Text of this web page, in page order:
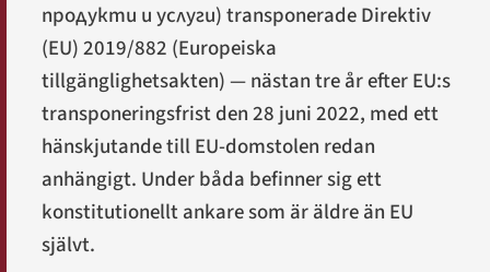
продукти и услуги) transponerade Direktiv
(EU) 2019/882 (Europeiska
tillgänglighetsakten) — nästan tre år efter EU:s
transponeringsfrist den 28 juni 2022, med ett
hänskjutande till EU-domstolen redan
anhängigt. Under båda befinner sig ett
konstitutionellt ankare som är äldre än EU
självt.